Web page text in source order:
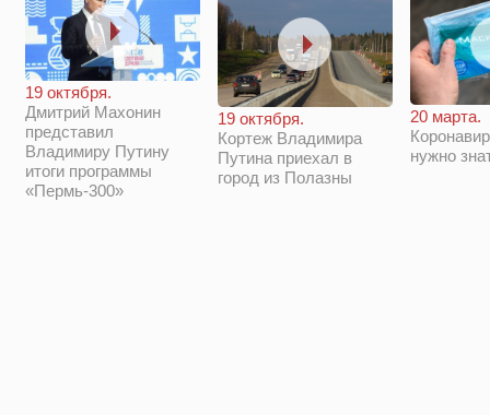
19 октября.
Дмитрий Махонин
представил
Владимиру Путину
итоги программы
«Пермь-300»
19 октября.
Кортеж Владимира
Путина приехал в
город из Полазны
20 марта.
нужно